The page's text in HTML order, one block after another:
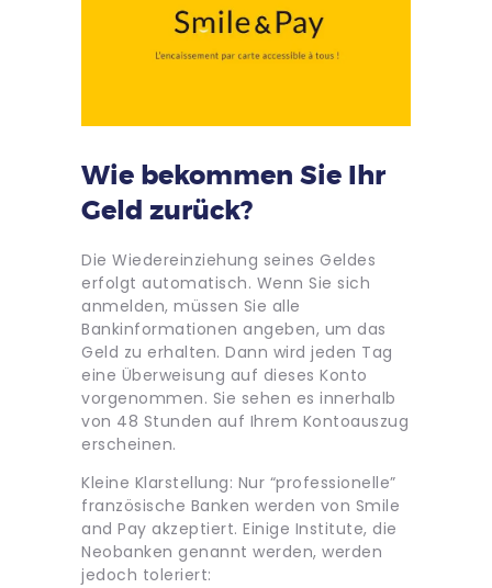
Wie bekommen Sie Ihr
Geld zurück?
Die Wiedereinziehung seines Geldes
erfolgt automatisch. Wenn Sie sich
anmelden, müssen Sie alle
Bankinformationen angeben, um das
Geld zu erhalten. Dann wird jeden Tag
eine Überweisung auf dieses Konto
vorgenommen. Sie sehen es innerhalb
von 48 Stunden auf Ihrem Kontoauszug
erscheinen.
Kleine Klarstellung: Nur “professionelle”
französische Banken werden von Smile
and Pay akzeptiert. Einige Institute, die
Neobanken genannt werden, werden
jedoch toleriert: